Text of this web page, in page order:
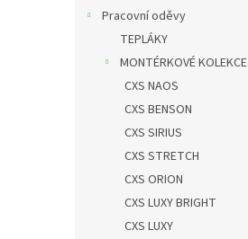
Pracovní oděvy
TEPLÁKY
MONTÉRKOVÉ KOLEKCE
CXS NAOS
CXS BENSON
CXS SIRIUS
CXS STRETCH
CXS ORION
CXS LUXY BRIGHT
CXS LUXY